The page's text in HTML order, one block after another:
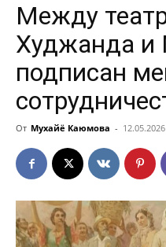
Между
Худжанда и
подписан
От Мухайё Каюмова - 12.05.2026